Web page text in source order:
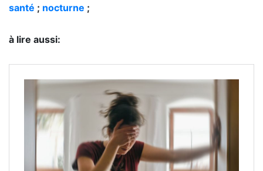
santé ; nocturne ;
à lire aussi: